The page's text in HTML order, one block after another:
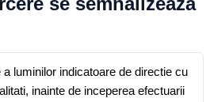
a luminilor indicatoare de directie cu
inainte de inceperea efectuarii